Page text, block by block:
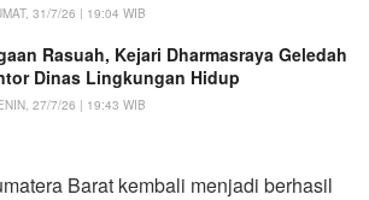
31/7/26 | 19:04 WIB
Rasuah, Kejari Dharmasraya Geledah
Dinas Lingkungan Hidup
27/7/26 | 19:43 WIB
Barat kembali menjadi berhasil